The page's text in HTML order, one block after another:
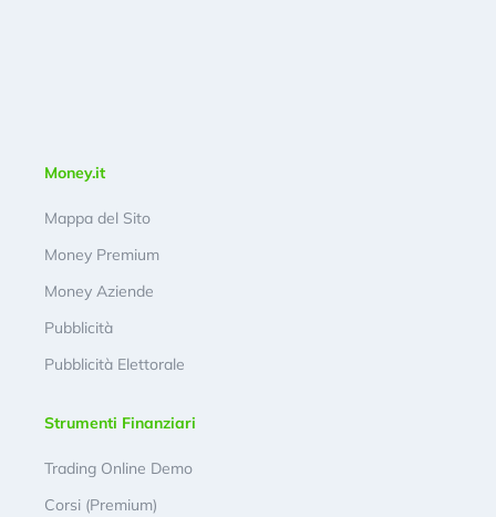
Money.it
Mappa del Sito
Money Premium
Money Aziende
Pubblicità
Pubblicità Elettorale
Strumenti Finanziari
Trading Online Demo
Corsi (Premium)